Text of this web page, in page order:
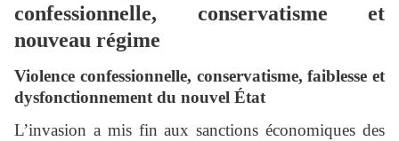
confessionnelle, conservatisme et
nouveau régime
Violence confessionnelle, conservatisme, faiblesse et
dysfonctionnement du nouvel État
L’invasion a mis fin aux sanctions économiques des